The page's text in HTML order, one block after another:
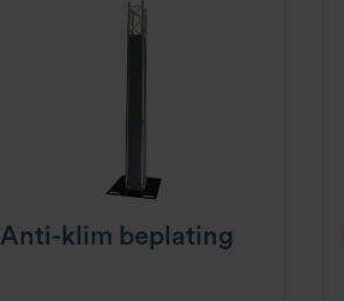
Anti-klim beplating